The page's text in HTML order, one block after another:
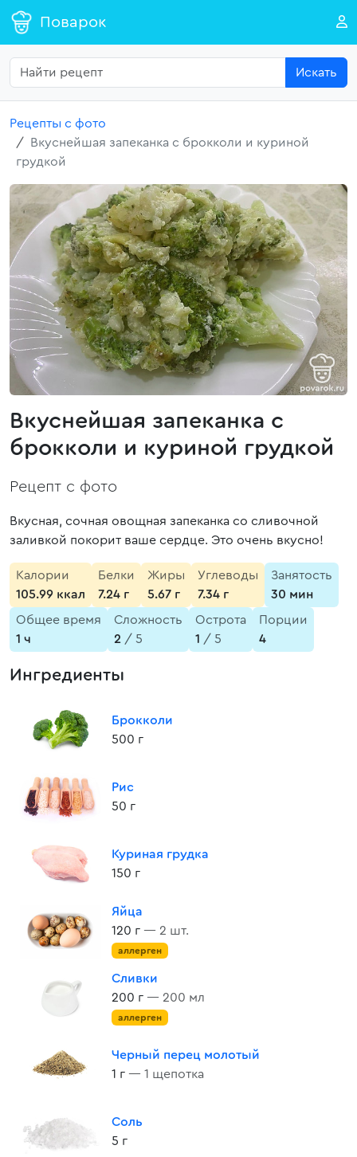
Поварок
Искать
Рецепты с фото
Вкуснейшая запеканка с брокколи и куриной
грудкой
Вкуснейшая запеканка с
брокколи и куриной грудкой
Рецепт с фото
Вкусная, сочная овощная запеканка со сливочной
заливкой покорит ваше сердце. Это очень вкусно!
Калории
105.99 ккал
Белки
7.24 г
Жиры
5.67 г
Углеводы
7.34 г
Занятость
30 мин
Общее время
1 ч
Сложность
2 / 5
Острота
1 / 5
Порции
4
Ингредиенты
Брокколи
500 г
Рис
50 г
Куриная грудка
150 г
Яйца
120 г — 2 шт.
аллерген
Сливки
200 г — 200 мл
аллерген
Черный перец молотый
1 г — 1 щепотка
Соль
5 г